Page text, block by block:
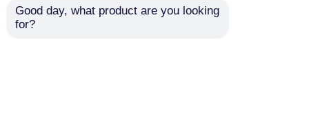
Good day, what product are you looking
for?